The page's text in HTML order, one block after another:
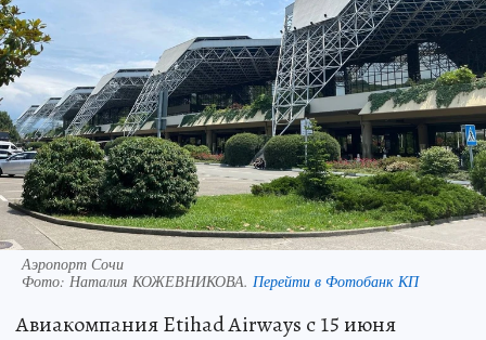
Аэропорт Сочи
Фото: Наталия КОЖЕВНИКОВА. Перейти в Фотобанк КП
Авиакомпания Etihad Airways с 15 июня